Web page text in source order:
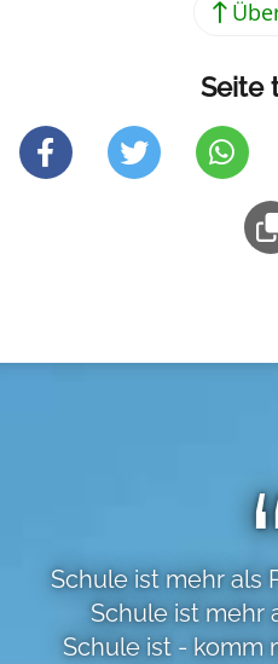
Seite
Schule ist mehr als
Schule ist mehr
Schule ist - komm